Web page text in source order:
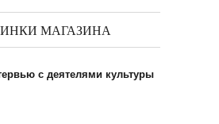
МАГАЗИНА
с деятелями культуры